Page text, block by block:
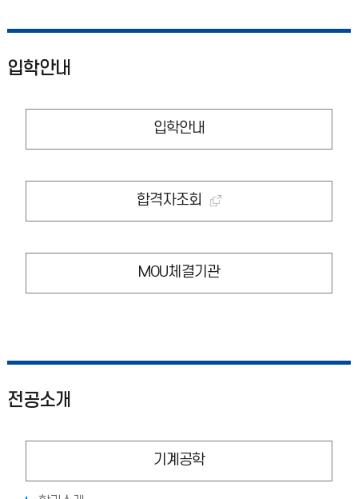
입학안내
입학안내
합격자조회
MOU체결기관
전공소개
기계공학